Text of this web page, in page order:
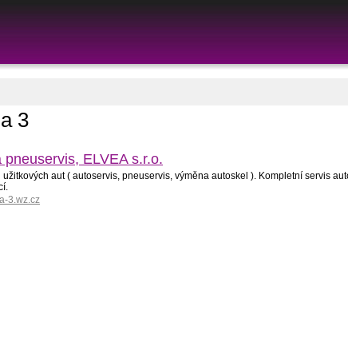
3
ELVEA s.r.o.
aut ( autoservis, pneuservis, výměna autoskel ). Kompletní servis
3.wz.cz